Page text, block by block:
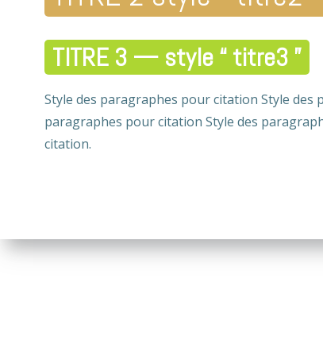
TITRE 3 — style “ titre3 ”
Style des paragraphes pour citation Style
paragraphes pour citation Style des
citation.